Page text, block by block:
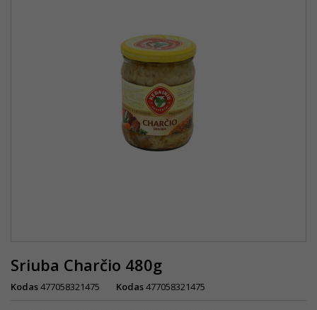
Sriuba Charčio 480g
Kodas477058321475 Kodas477058321475